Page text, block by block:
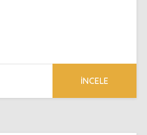
İNCELE